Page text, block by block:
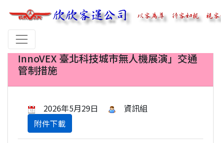
【公告】 配合「2026 COMPUTEX＆
InnoVEX 臺北科技城市無人機展演」交通
管制措施
2026年5月29日
資訊組
附件下載